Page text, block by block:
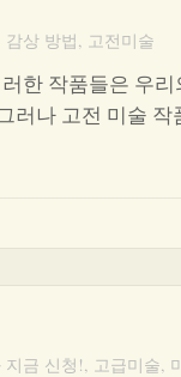
상 방법, 고전미술
한 작품들은 우
러나 고전 미술 작
지금 신청!, 고급미술,